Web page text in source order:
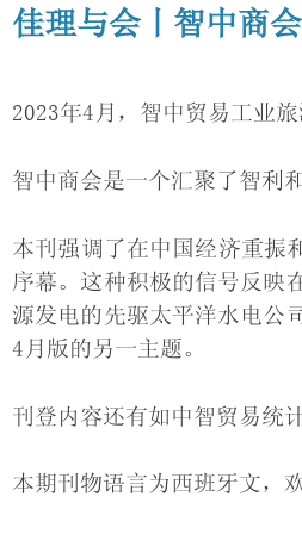
佳理与会丨智中商
2023年4月，智中贸易工业
智中商会是一个汇聚了智利
本刊强调了在中国经济重振
序幕。这种积极的信号反映
源发电的先驱太平洋水电公
4月版的另一主题。
刊登内容还有如中智贸易统
本期刊物语言为西班牙文，